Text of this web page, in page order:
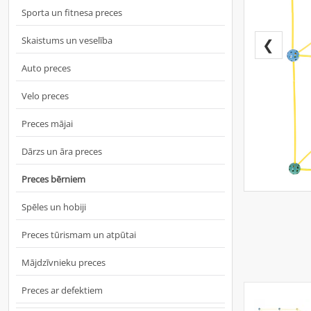
Sporta un fitnesa preces
Skaistums un veselība
Auto preces
Velo preces
Preces mājai
Dārzs un āra preces
Preces bērniem
Spēles un hobiji
Preces tūrismam un atpūtai
Mājdzīvnieku preces
Preces ar defektiem
❮